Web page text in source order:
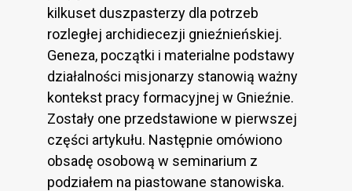
kilkuset duszpasterzy dla potrzeb
rozległej archidiecezji gnieźnieńskiej.
Geneza, początki i materialne podstawy
działalności misjonarzy stanowią ważny
kontekst pracy formacyjnej w Gnieźnie.
Zostały one przedstawione w pierwszej
części artykułu. Następnie omówiono
obsadę osobową w seminarium z
podziałem na piastowane stanowiska.